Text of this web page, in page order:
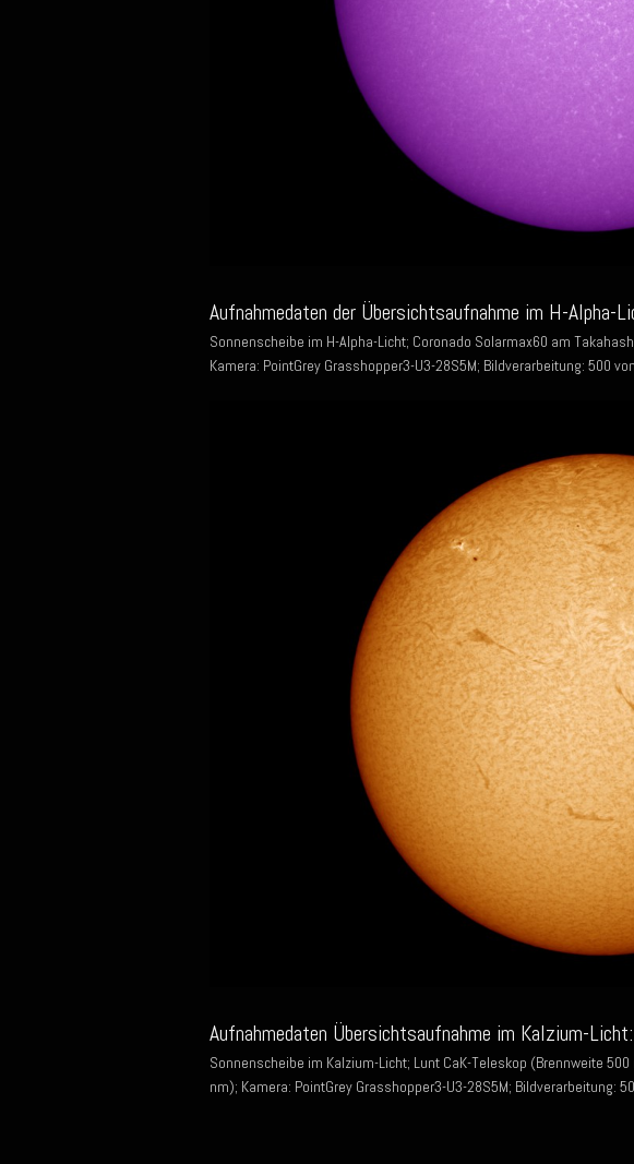
Aufnahmedaten der Übersichtsaufnahme im H-Alpha-
Sonnenscheibe im H-Alpha-Licht; Coronado Solarmax60 am
Kamera: PointGrey Grasshopper3-U3-28S5M; Bildverarbeitung: 500
Aufnahmedaten Übersichtsaufnahme im Kalzium-Licht:
Sonnenscheibe im Kalzium-Licht; Lunt CaK-Teleskop (Brennweite
nm); Kamera: PointGrey Grasshopper3-U3-28S5M; Bildverarbeitung: